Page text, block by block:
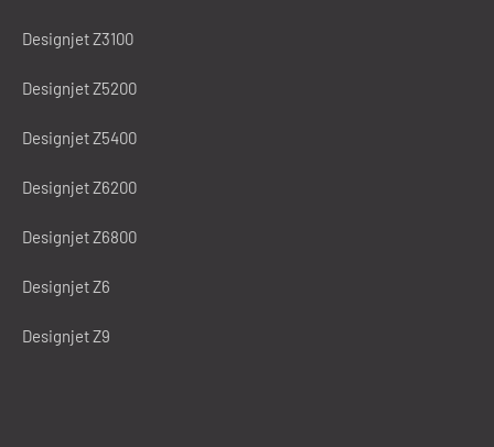
Designjet Z3100
Designjet Z5200
Designjet Z5400
Designjet Z6200
Designjet Z6800
Designjet Z6
Designjet Z9